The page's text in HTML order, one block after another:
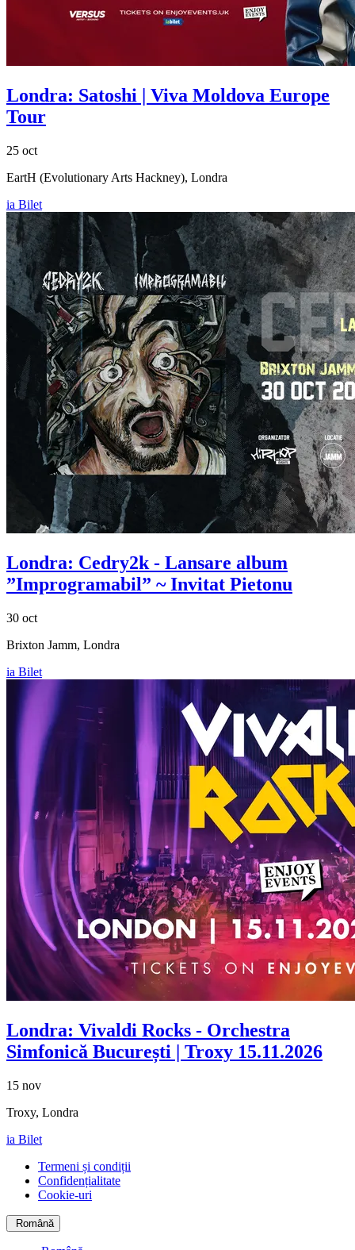
Londra: Satoshi | Viva Moldova Europe
Tour
25 oct
EartH (Evolutionary Arts Hackney), Londra
ia Bilet
Londra: Cedry2k - Lansare album
”Improgramabil” ~ Invitat Pietonu
30 oct
Brixton Jamm, Londra
ia Bilet
Londra: Vivaldi Rocks - Orchestra
Simfonică București | Troxy 15.11.2026
15 nov
Troxy, Londra
ia Bilet
Termeni și condiții
Confidențialitate
Cookie-uri
Română